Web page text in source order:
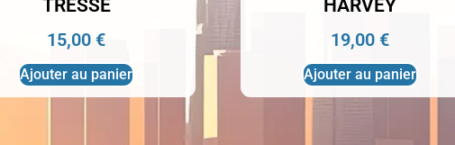
TRESSE
15,00€
Ajouter au panier
HARVEY
19,00 €
Ajouter au panier